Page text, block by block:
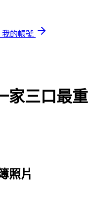
我的帳號
家三口最重
照片